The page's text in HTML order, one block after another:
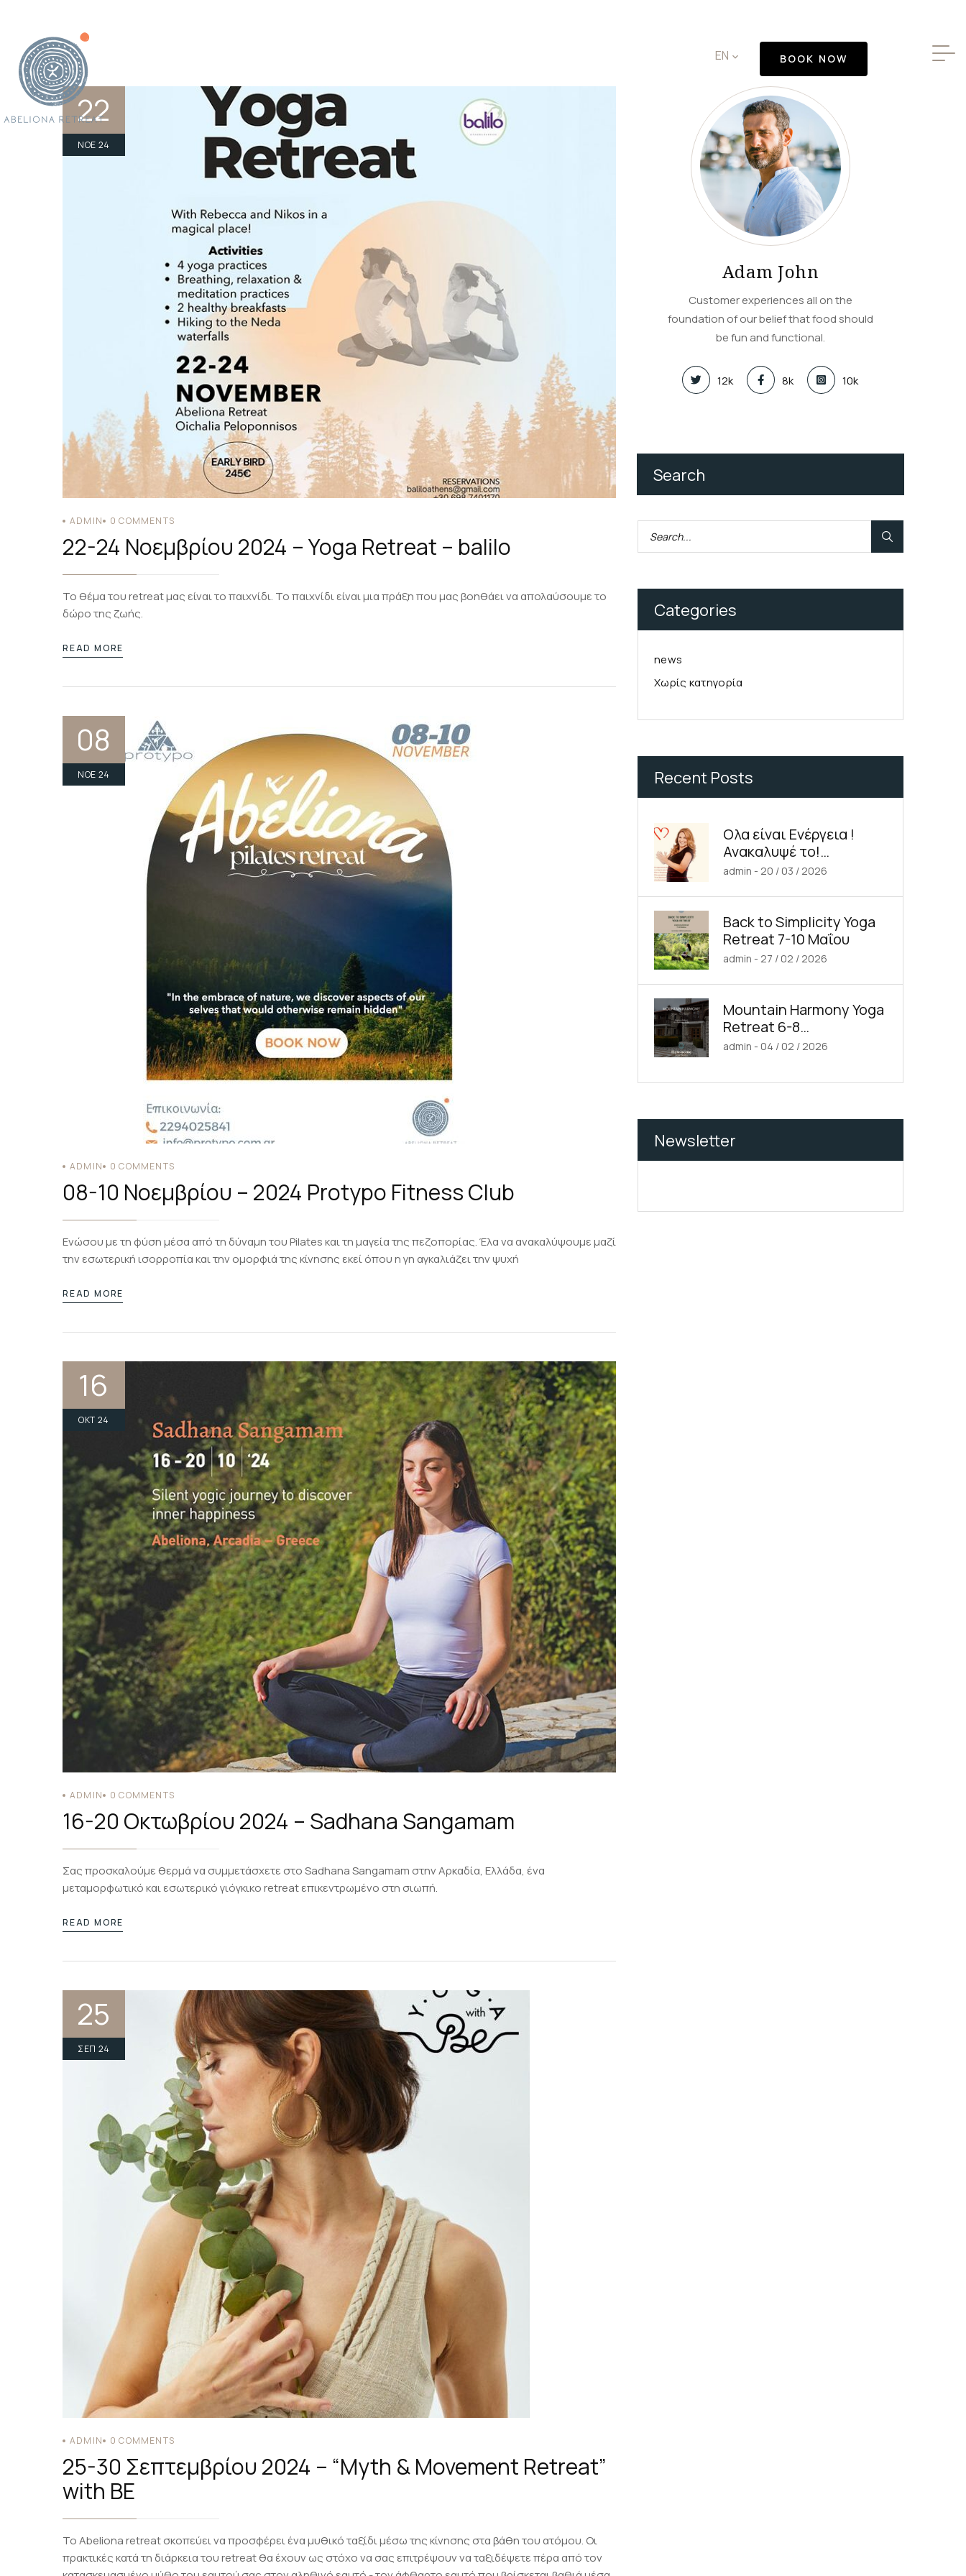
EN BOOK NOW
22
ΝΟΈ 24
ADMIN 0 COMMENTS
22-24 Νοεμβρίου 2024 – Yoga Retreat – balilo
Το θέμα του retreat μας είναι το παιχνίδι. Το παιχνίδι είναι μια πράξη που μας βοηθάει να απολαύσουμε το
δώρο της ζωής.
READ MORE
08
ΝΟΈ 24
ADMIN 0 COMMENTS
08-10 Νοεμβρίου – 2024 Protypo Fitness Club
Ενώσου με τη φύση μέσα από τη δύναμη του Pilates και τη μαγεία της πεζοπορίας. Έλα να ανακαλύψουμε μαζί
την εσωτερική ισορροπία και την ομορφιά της κίνησης εκεί όπου η γη αγκαλιάζει την ψυχή
READ MORE
16
ΟΚΤ 24
ADMIN 0 COMMENTS
16-20 Οκτωβρίου 2024 – Sadhana Sangamam
Σας προσκαλούμε θερμά να συμμετάσχετε στο Sadhana Sangamam στην Αρκαδία, Ελλάδα, ένα
μεταμορφωτικό και εσωτερικό γιόγκικο retreat επικεντρωμένο στη σιωπή.
READ MORE
25
ΣΕΠ 24
ADMIN 0 COMMENTS
25-30 Σεπτεμβρίου 2024 – “Myth & Movement Retreat”
with BE
To Abeliona retreat σκοπεύει να προσφέρει ένα μυθικό ταξίδι μέσω της κίνησης στα βάθη του ατόμου. Οι
πρακτικές κατά τη διάρκεια του retreat θα έχουν ως στόχο να σας επιτρέψουν να ταξιδέψετε πέρα από τον
Adam John
Customer experiences all on the
foundation of our belief that food should
be fun and functional.
12k 8k 10k
Search
Categories
news
Χωρίς κατηγορία
Recent Posts
Ολα είναι Ενέργεια !
Ανακαλυψέ το!
30.4.2026
admin - 20 / 03 / 2026
Back to Simplicity Yoga
Retreat 7-10 Μαΐου
admin - 27 / 02 / 2026
Mountain Harmony Yoga
Retreat 6-8
Φεβρουαρίου 2026
admin - 04 / 02 / 2026
Newsletter
Login
USERNAME*
PASSWORD*
Remember me Forget password?
What do you get as a
CANCEL THE ROOM RIGHT IN MY ACCOUNT
IN-DEPTH EXAMINATION OF TIME INFORMATION
Εμπειρίες
Διοργανώστε το δικό σας Retreat
Νέα & Εκδηλώσεις
360 virtual tours
Κριτικές
Φωτογραφίες
Επικοινωνία
Where Every Moment
Paints a Memory